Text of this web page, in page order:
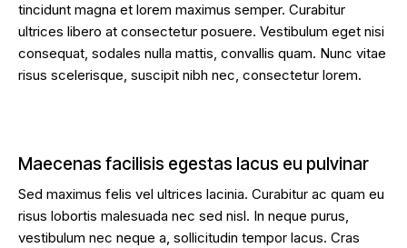
tincidunt magna et lorem maximus semper. Curabitur
ultrices libero at consectetur posuere. Vestibulum eget nisi
consequat, sodales nulla mattis, convallis quam. Nunc vitae
risus scelerisque, suscipit nibh nec, consectetur lorem.
Maecenas facilisis egestas lacus eu pulvinar
Sed maximus felis vel ultrices lacinia. Curabitur ac quam eu
risus lobortis malesuada nec sed nisl. In neque purus,
vestibulum nec neque a, sollicitudin tempor lacus. Cras